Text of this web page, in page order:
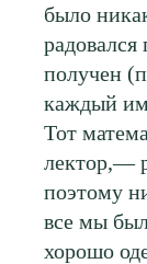
было
радовался
получен
каждый
Тот
лектор,—
поэтому
все мы
хорошо